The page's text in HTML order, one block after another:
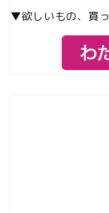
▼欲しいもの、買